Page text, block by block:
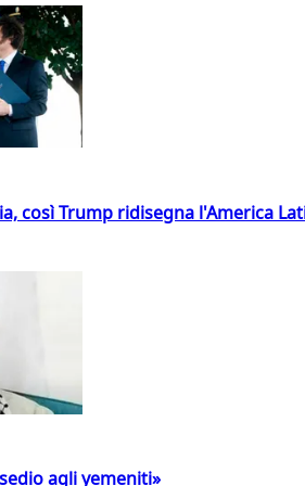
così Trump ridisegna l'America
agli yemeniti»